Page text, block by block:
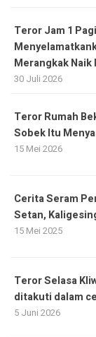
Teror Jam 1
Merangkak Naik
30 Juli 2026
Teror Rumah
Sobek Itu
15 Mei 2026
Cerita Seram
Setan,
15 Mei 2025
Teror Selasa
ditakuti dalam
5 Juni 2026